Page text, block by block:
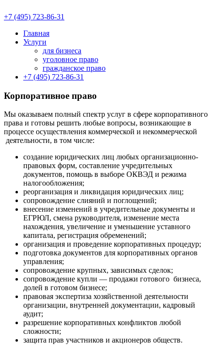
+7 (495) 723-86-31
Главная
Услуги
для бизнеса
уголовное право
гражданское право
+7 (495) 723-86-31
Корпоративное право
Мы оказываем полный спектр услуг в сфере корпоративного
права и готовы решить любые вопросы, возникающие в
процессе осуществления коммерческой и некоммерческой
деятельности, в том числе:
создание юридических лиц любых организационно-
правовых форм, составление учредительных
документов, помощь в выборе ОКВЭД и режима
налогообложения;
реорганизация и ликвидация юридических лиц;
сопровождение слияний и поглощений;
внесение изменений в учредительные документы и
ЕГРЮЛ, смена руководителя, изменение места
нахождения, увеличение и уменьшение уставного
капитала, регистрация обременений;
организация и проведение корпоративных процедур;
подготовка документов для корпоративных органов
управления;
сопровождение крупных, зависимых сделок;
сопровождение купли — продажи готового бизнеса,
долей в готовом бизнесе;
правовая экспертиза хозяйственной деятельности
организации, внутренней документации, кадровый
аудит;
разрешение корпоративных конфликтов любой
сложности;
защита прав участников и акционеров обществ.